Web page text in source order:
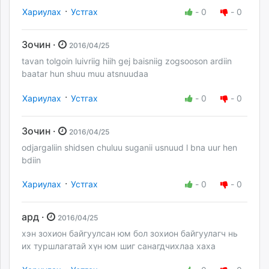
Хариулах · Устгах - 0 - 0
Зочин · 2016/04/25
tavan tolgoin luivriig hiih gej baisniig zogsooson ardiin
baatar hun shuu muu atsnuudaa
Хариулах · Устгах - 0 - 0
Зочин · 2016/04/25
odjargaliin shidsen chuluu suganii usnuud l bna uur hen
bdiin
Хариулах · Устгах - 0 - 0
ард · 2016/04/25
хэн зохион байгуулсан юм бол зохион байгуулагч нь
их туршлагатай хүн юм шиг санагдчихлаа хаха